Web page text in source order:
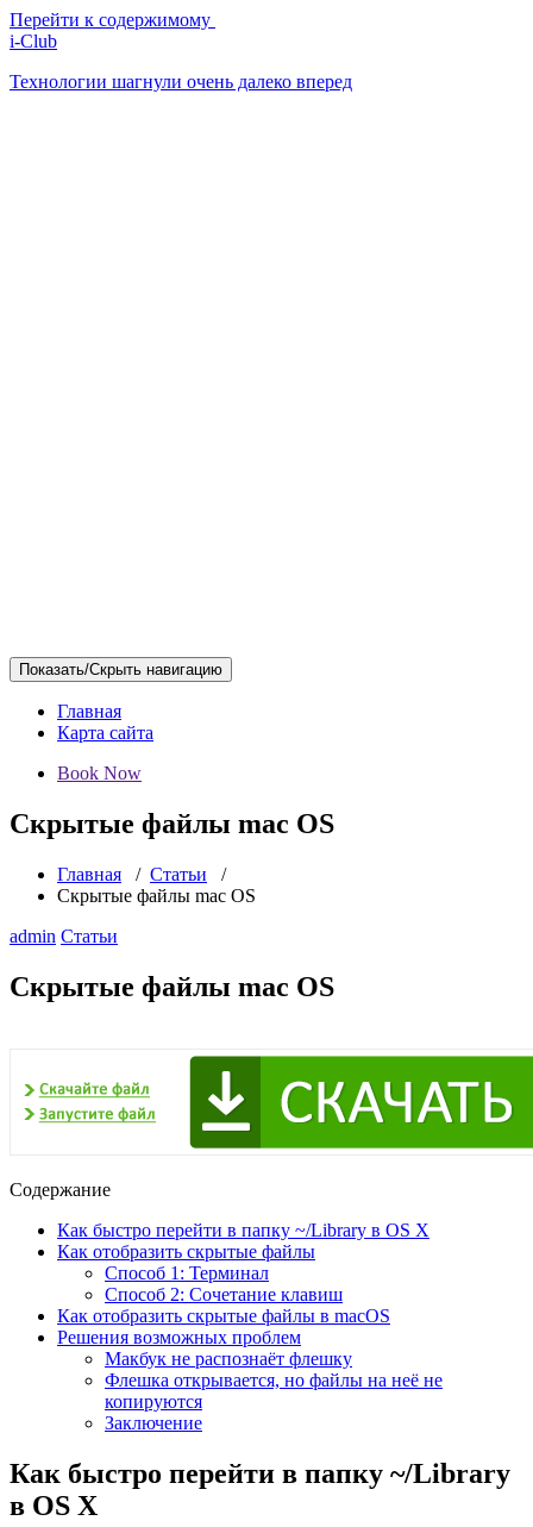
Перейти к содержимому
i-Club
Технологии шагнули очень далеко вперед
Показать/Скрыть навигацию
Главная
Карта сайта
Book Now
Скрытые файлы mac OS
Главная / Статьи /
Скрытые файлы mac OS
admin Статьи
Скрытые файлы mac OS
Содержание
Как быстро перейти в папку ~/Library в OS X
Как отобразить скрытые файлы
Способ 1: Терминал
Способ 2: Сочетание клавиш
Как отобразить скрытые файлы в macOS
Решения возможных проблем
Макбук не распознаёт флешку
Флешка открывается, но файлы на неё не
копируются
Заключение
Как быстро перейти в папку ~/Library
в OS X